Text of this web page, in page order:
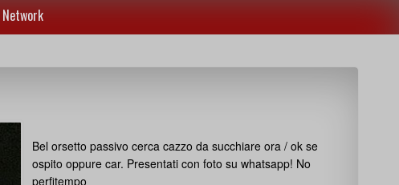
Network
Bel orsetto passivo cerca cazzo da succhiare ora / ok se
ospito oppure car. Presentati con foto su whatsapp! No
perfitempo